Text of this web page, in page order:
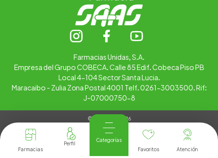
Farmacias
Categorías
Favoritos
Atención
Farmacias Unidas, S.A.
Empresa del Grupo COBECA. Calle 85 Edif. Cobeca Piso PB
Local 4-104 Sector Santa Lucia.
Maracaibo - Zulia Zona Postal 4001 Telf. 0261-3003500. Rif:
J-07000750-8
© Copyright 2026
Tienda Virtual desarrollada por
Tecnología